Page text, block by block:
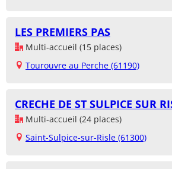
LES PREMIERS PAS
Multi-accueil (15 places)
Tourouvre au Perche (61190)
CRECHE DE ST SULPICE SUR
Multi-accueil (24 places)
Saint-Sulpice-sur-Risle (61300)